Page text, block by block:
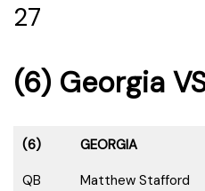
27
(6) Georgia
(6) GEORGIA
QB
Matthew Stafford